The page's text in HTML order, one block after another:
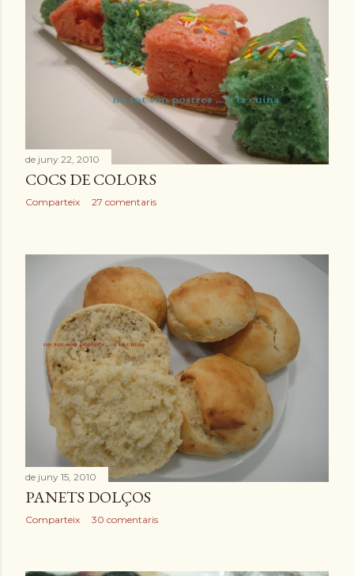
de juny 22, 2010
COCS DE COLORS
Comparteix 27 comentaris
de juny 15, 2010
PANETS DOLÇOS
Comparteix 30 comentaris